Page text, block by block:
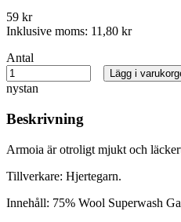
59 kr
Inklusive moms: 11,80 kr
Antal
nystan
Lägg i
Beskrivning
Armoia är otroligt mjukt och
Tillverkare: Hjertegarn.
Innehåll: 75% Wool Superwash